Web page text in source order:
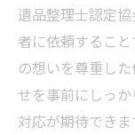
遺品整理士認定
者に依頼するこ
の想いを尊重し
せを事前にしっ
対応が期待できま